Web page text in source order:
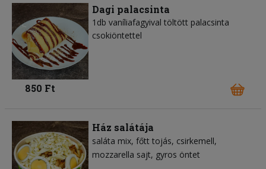
Dagi palacsinta
1db vaníliafagyival töltött palacsinta
csokiöntettel
850 Ft
Ház salátája
saláta mix főtt tojás csirkemell
mozzarella sajt gyros öntet